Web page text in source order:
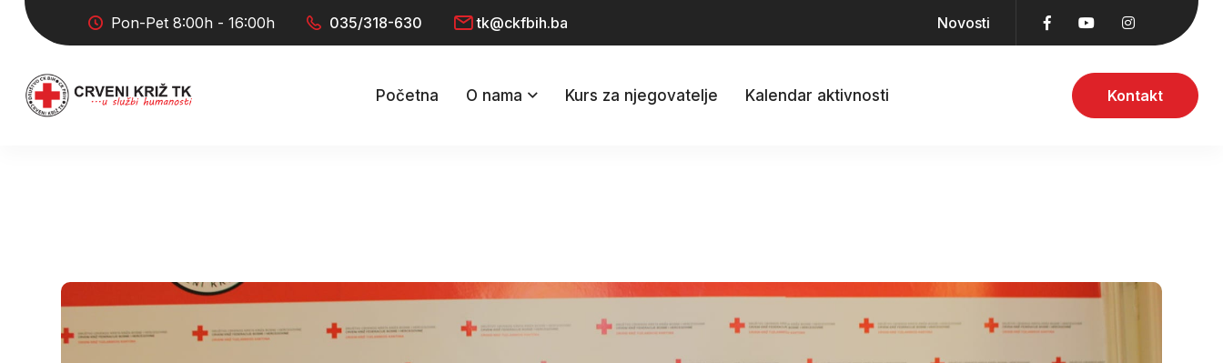
Pon-Pet 8:00h - 16:00h 035/318-630 tk@ckfbih.ba Novosti
Početna O nama Kurs za njegovatelje Kalendar aktivnosti Kontakt